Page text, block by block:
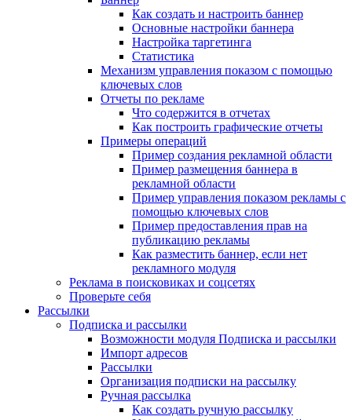
Как создать и настроить баннер
Основные настройки баннера
Настройка таргетинга
Статистика
Механизм управления показом с помощью
ключевых слов
Отчеты по рекламе
Что содержится в отчетах
Как построить графические отчеты
Примеры операций
Пример создания рекламной области
Пример размещения баннера в
рекламной области
Пример управления показом рекламы с
помощью ключевых слов
Пример предоставления прав на
публикацию рекламы
Как разместить баннер, если нет
рекламного модуля
Реклама в поисковиках и соцсетях
Проверьте себя
Рассылки
Подписка и рассылки
Возможности модуля Подписка и рассылки
Импорт адресов
Рассылки
Организация подписки на рассылку
Ручная рассылка
Как создать ручную рассылку